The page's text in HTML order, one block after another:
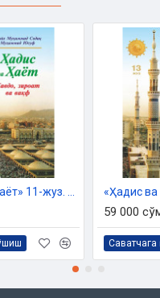
мағлыўматлар
ҳәм некениң рукнлери
шәртлери
бөлим
болыўы мүмкин
басқа мағлыўматлар
59 000